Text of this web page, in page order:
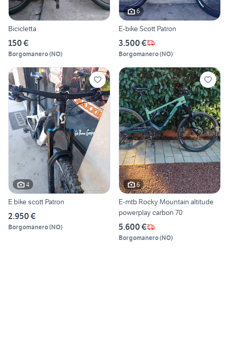
Bicicletta
150 €
Borgomanero(NO)
6
E-bike Scott Patron
3.500 €
Borgomanero(NO)
4
E bike scott Patron
2.950 €
Borgomanero(NO)
6
E-mtb Rocky Mountain altitude
powerplay carbon 70
5.600 €
Borgomanero(NO)